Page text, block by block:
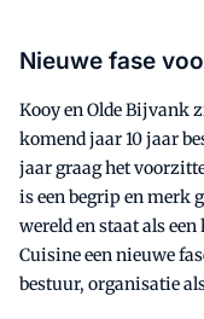
Nieuwe fase
Kooy en Olde Bijvank
komend jaar 10 jaar
jaar graag het
is een begrip en merk
wereld en staat als
Cuisine een nieuwe
bestuur, organisatie